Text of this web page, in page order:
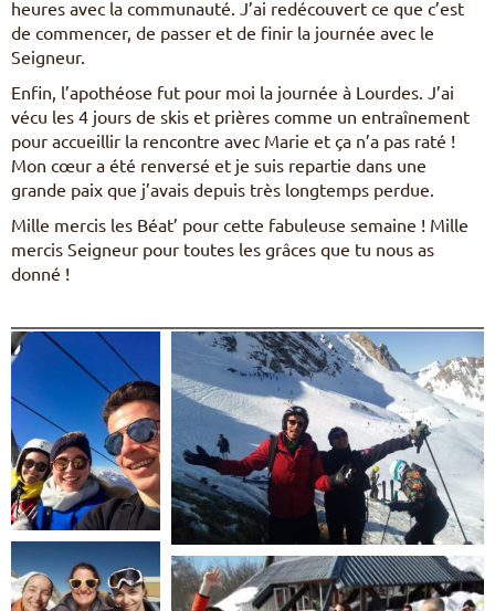
heures avec la communauté. J’ai redécouvert ce que c’est
de commencer, de passer et de finir la journée avec le
Seigneur.
Enfin, l’apothéose fut pour moi la journée à Lourdes. J’ai
vécu les 4 jours de skis et prières comme un entraînement
pour accueillir la rencontre avec Marie et ça n’a pas raté !
Mon cœur a été renversé et je suis repartie dans une
grande paix que j’avais depuis très longtemps perdue.
Mille mercis les Béat’ pour cette fabuleuse semaine ! Mille
mercis Seigneur pour toutes les grâces que tu nous as
donné !